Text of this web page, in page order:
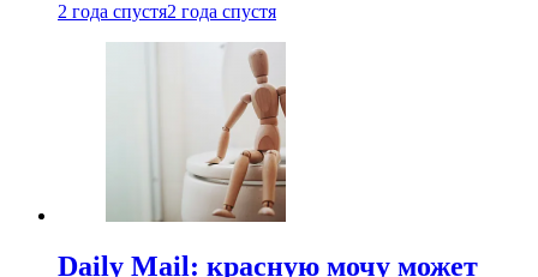
2 года спустя2 года спустя
Daily Mail: красную мочу может